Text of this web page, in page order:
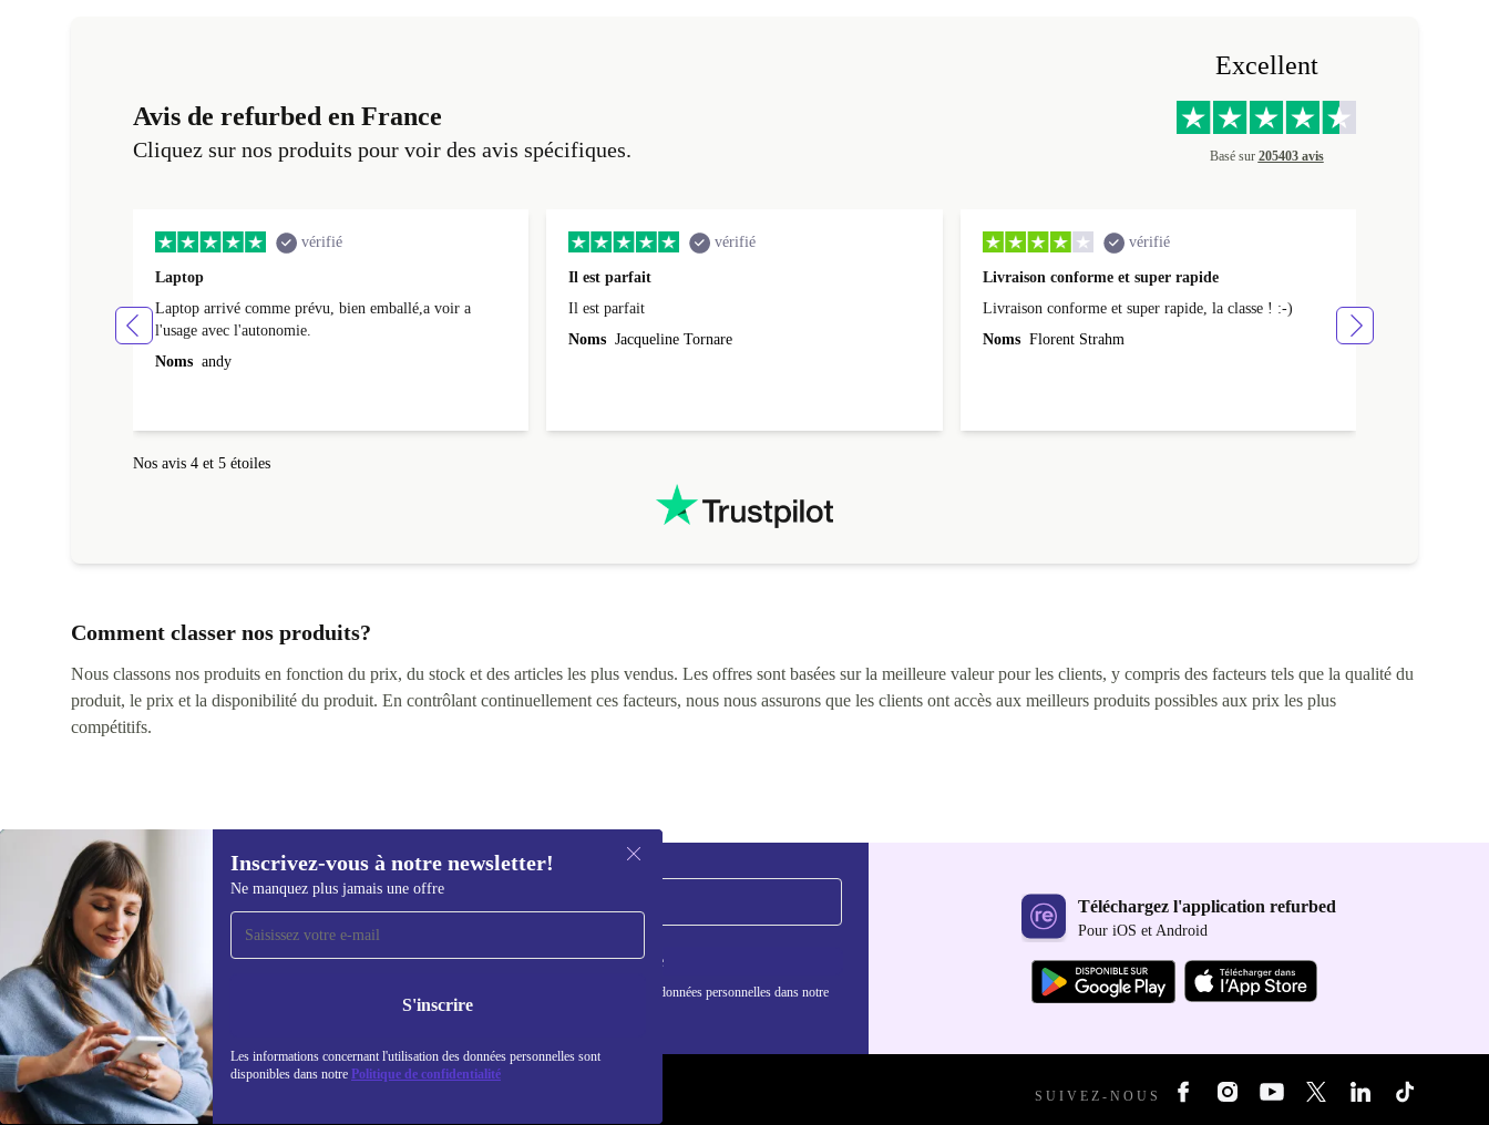
Avis de refurbed en France
Cliquez sur nos produits pour voir des avis spécifiques.
Excellent
Basé sur 205403 avis
vérifié
Laptop
Laptop arrivé comme prévu, bien emballé,a voir a
l'usage avec l'autonomie.
Noms andy
vérifié
Il est parfait
Il est parfait
Noms Jacqueline Tornare
vérifié
Livraison conforme et super rapide
Livraison conforme et super rapide, la classe ! :-)
Noms Florent Strahm
Nos avis 4 et 5 étoiles
Comment classer nos produits?
Nous classons nos produits en fonction du prix, du stock et des articles les plus vendus. Les offres sont basées sur la meilleure valeur pour les clients, y compris des facteurs tels que la qualité du
produit, le prix et la disponibilité du produit. En contrôlant continuellement ces facteurs, nous nous assurons que les clients ont accès aux meilleurs produits possibles aux prix les plus
compétitifs.
Inscrivez-vous à notre newsletter!
Ne manquez plus jamais une offre
S'inscrire
Les informations concernant l'utilisation des données personnelles sont
disponibles dans notre Politique de confidentialité
Recevoir offres et infos de
refurbed par mail
Ne manquez plus aucune offre.
S'inscrire
Retrouvez les informations sur l'utilisation des données personnelles dans notre
politique de confidentialité
Téléchargez l'application refurbed
Pour iOS et Android
REFURBED FRANCE - RETHINK NEW. SUIVEZ-NOUS